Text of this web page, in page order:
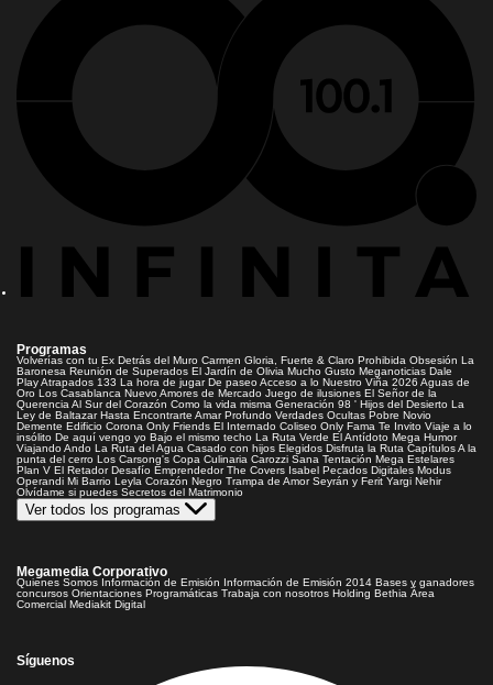
Programas
Volverías con tu Ex Detrás del Muro Carmen Gloria, Fuerte & Claro Prohibida Obsesión La
Baronesa Reunión de Superados El Jardín de Olivia Mucho Gusto Meganoticias Dale
PlayAtrapados 133 La hora de jugar De paseoAcceso a lo Nuestro Viña 2026 Aguas de
Oro Los Casablanca Nuevo Amores de Mercado Juego de ilusiones El Señor de la
Querencia Al Sur del Corazón Como la vida misma Generación 98 ' Hijos del Desierto La
Ley de Baltazar Hasta Encontrarte Amar Profundo Verdades Ocultas Pobre Novio
Demente Edificio Corona Only Friends El Internado Coliseo Only Fama Te Invito Viaje a lo
insólito De aquí vengo yo Bajo el mismo techo La Ruta Verde El Antídoto Mega Humor
Viajando Ando La Ruta del Agua Casado con hijos Elegidos Disfruta la Ruta CapítulosA la
punta del cerro Los Carsong's Copa Culinaria Carozzi Sana Tentación Mega Estelares
Plan V El Retador Desafío Emprendedor The Covers Isabel Pecados Digitales Modus
Operandi Mi Barrio Leyla Corazón Negro Trampa de Amor Seyrán y Ferit Yargi Nehir
Olvídame si puedes Secretos del Matrimonio
Ver todos los programas
Megamedia Corporativo
Quienes Somos Información de Emisión Información de Emisión 2014 Bases y ganadores
concursos Orientaciones Programáticas Trabaja con nosotros Holding Bethia Área
Comercial Mediakit Digital
Síguenos